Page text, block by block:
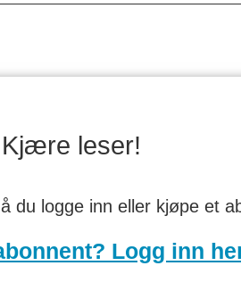
Kjære leser!
du logge inn eller kjøpe et
Logg inn